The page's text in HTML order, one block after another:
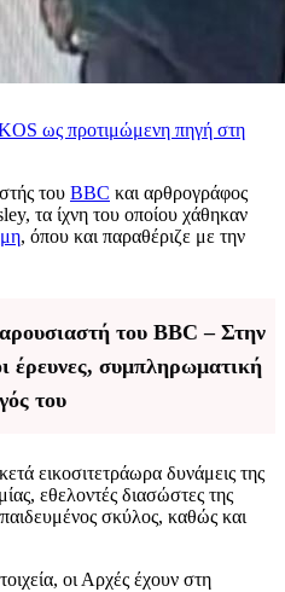
ως προτιμώμενη πηγή στη
του BBC και αρθρογράφος
τα ίχνη του οποίου χάθηκαν
, όπου και παραθέριζε με την
του BBC – Στην
έρευνες, συμπληρωματική
του
εικοσιτετράωρα δυνάμεις της
εθελοντές διασώστες της
σκύλος, καθώς και
οι Αρχές έχουν στη